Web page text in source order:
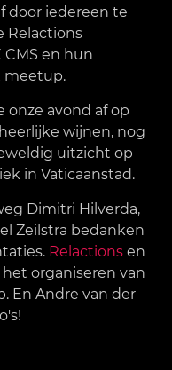
door iedereen te
Relactions
en hun
meetup.
onze avond af op
wijnen, nog
uitzicht op
in Vaticaanstad.
Dimitri Hilverda,
Zeilstra bedanken
Relactions en
organiseren van
En Andre van der